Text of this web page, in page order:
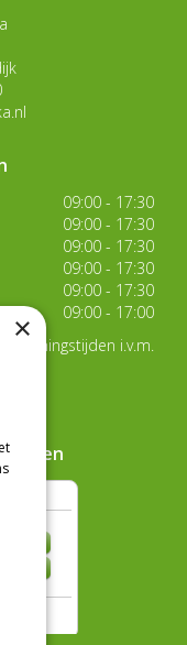
09:00 - 17:30
09:00 - 17:30
09:00 - 17:30
09:00 - 17:30
09:00 - 17:30
09:00 - 17:00
openingstijden i.v.m.
×